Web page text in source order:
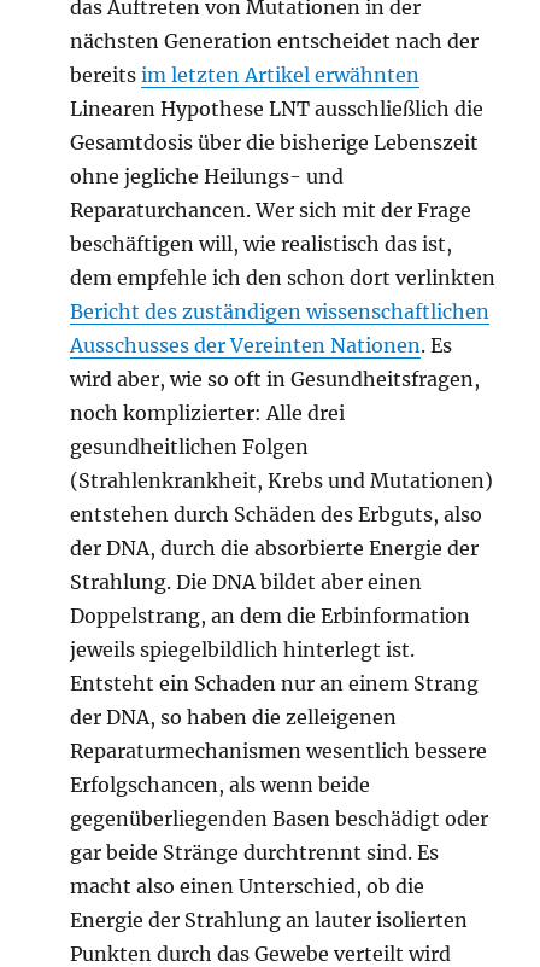
das Auftreten von Mutationen in der
nächsten Generation entscheidet nach der
bereitsim letzten Artikel erwähnten
Linearen Hypothese LNT ausschließlich die
Gesamtdosis über die bisherige Lebenszeit
ohne jegliche Heilungs- und
Reparaturchancen. Wer sich mit der Frage
beschäftigen will, wie realistisch das ist,
dem empfehle ich den schon dort verlinkten
Bericht des zuständigen wissenschaftlichen
Ausschusses der Vereinten Nationen. Es
wird aber, wie so oft in Gesundheitsfragen,
noch komplizierter: Alle drei
gesundheitlichen Folgen
(Strahlenkrankheit, Krebs und Mutationen)
entstehen durch Schäden des Erbguts, also
der DNA, durch die absorbierte Energie der
Strahlung. Die DNA bildet aber einen
Doppelstrang, an dem die Erbinformation
jeweils spiegelbildlich hinterlegt ist.
Entsteht ein Schaden nur an einem Strang
der DNA, so haben die zelleigenen
Reparaturmechanismen wesentlich bessere
Erfolgschancen, als wenn beide
gegenüberliegenden Basen beschädigt oder
gar beide Stränge durchtrennt sind. Es
macht also einen Unterschied, ob die
Energie der Strahlung an lauter isolierten
Punkten durch das Gewebe verteilt wird